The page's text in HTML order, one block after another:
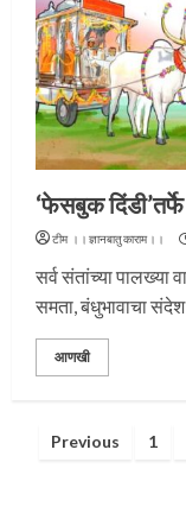
‘फेसबुक दिंडी’तर्फे
टीम ।।ज्ञानबातुकाराम।।
सर्व संतांच्या पालख्या
समता, बंधुभावाचा
आणखी
PostsPrevious 1